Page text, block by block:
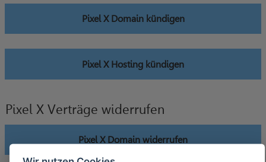
Pixel X Domain kündigen
Pixel X Hosting kündigen
Pixel X Verträge widerrufen
Pixel X Domain widerrufen